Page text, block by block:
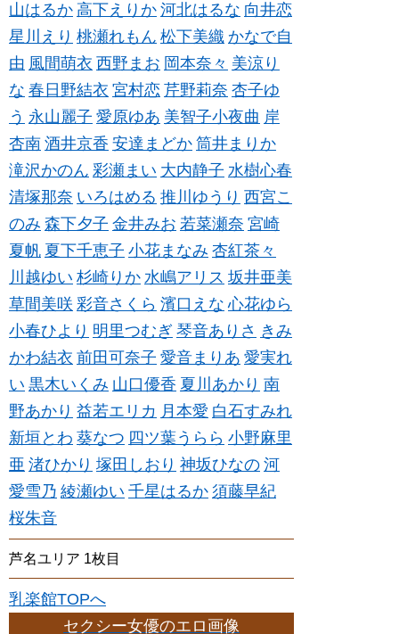
山はるか 高下えりか 河北はるな 向井恋
星川えり 桃瀬れもん 松下美織 かなで自
由 風間萌衣 西野まお 岡本奈々 美涼り
な 春日野結衣 宮村恋 芹野莉奈 杏子ゆ
う 永山麗子 愛原ゆあ 美智子小夜曲 岸
杏南 酒井京香 安達まどか 筒井まりか
滝沢かのん 彩瀬まい 大内静子 水樹心春
清塚那奈 いろはめる 推川ゆうり 西宮こ
のみ 森下夕子 金井みお 若菜瀬奈 宮崎
夏帆 夏下千恵子 小花まなみ 杏紅茶々
川越ゆい 杉崎りか 水嶋アリス 坂井亜美
草間美咲 彩音さくら 濱口えな 心花ゆら
小春ひより 明里つむぎ 琴音ありさ きみ
かわ結衣 前田可奈子 愛音まりあ 愛実れ
い 黒木いくみ 山口優香 夏川あかり 南
野あかり 益若エリカ 月本愛 白石すみれ
新垣とわ 葵なつ 四ツ葉うらら 小野麻里
亜 渚ひかり 塚田しおり 神坂ひなの 河
愛雪乃 綾瀬ゆい 千星はるか 須藤早紀
桜朱音
芦名ユリア 1枚目
乳楽館TOPへ
セクシー女優のエロ画像